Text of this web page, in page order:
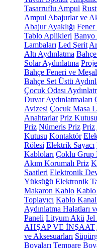
Tasarruflu Ampul
Ampul Abajurlar ve
Abajur Ayaklığı Fener
Tablo Aplikleri
Lambaları Led Şerit
Altı Aydınlatma
Solar Aydınlatma
Bahçe Feneri ve
Bahçe Set Üstü
Çocuk Odası
Duvar Aydınlatmaları
Avizesi Çocuk Masa
Anahtarlar Priz Kutusu
Priz Nümeris Priz Priz
Kutusu Kontaktör
Rölesi Elektrik Sayacı
Kabloları Çoklu Grup
Akım Korumalı Priz
Saatleri Elektronik
Yüksüğü Elektronik
Makaron Kablo
Toplayıcı Kablo
Aydınlatma Halatları
Paneli Lityum Akü
AHŞAP VE İNŞAAT
ve Aksesuarları
Boyaları Tempare